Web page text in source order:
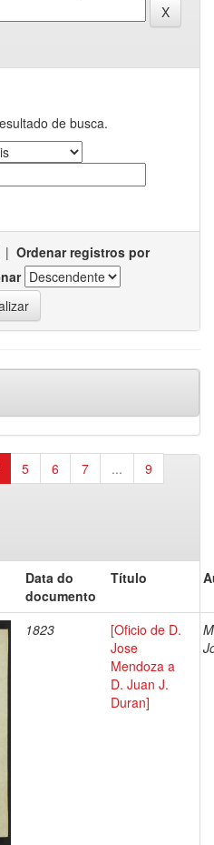
de busca.
| Ordenar registros por
5 6 7 ...
9
Data do
documento
Título
1823
[Oficio de D.
Jose
Mendoza a
D. Juan J.
Duran]